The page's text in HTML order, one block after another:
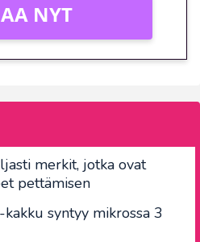
NYT
merkit, jotka ovat
pettämisen
syntyy mikrossa 3